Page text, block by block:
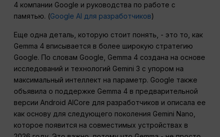
4 компании Google и руководства по работе с
памятью. (Google AI для разработчиков)
Еще одна деталь, которую стоит понять, - это то, как
Gemma 4 вписывается в более широкую стратегию
Google. По словам Google, Gemma 4 создана на основе
исследований и технологий Gemini 3 с упором на
максимальный интеллект на параметр. Google также
объявила о поддержке Gemma 4 в предварительной
версии Android AICore для разработчиков и описала ее
как основу для следующего поколения Gemini Nano,
которое появится на совместимых устройствах в